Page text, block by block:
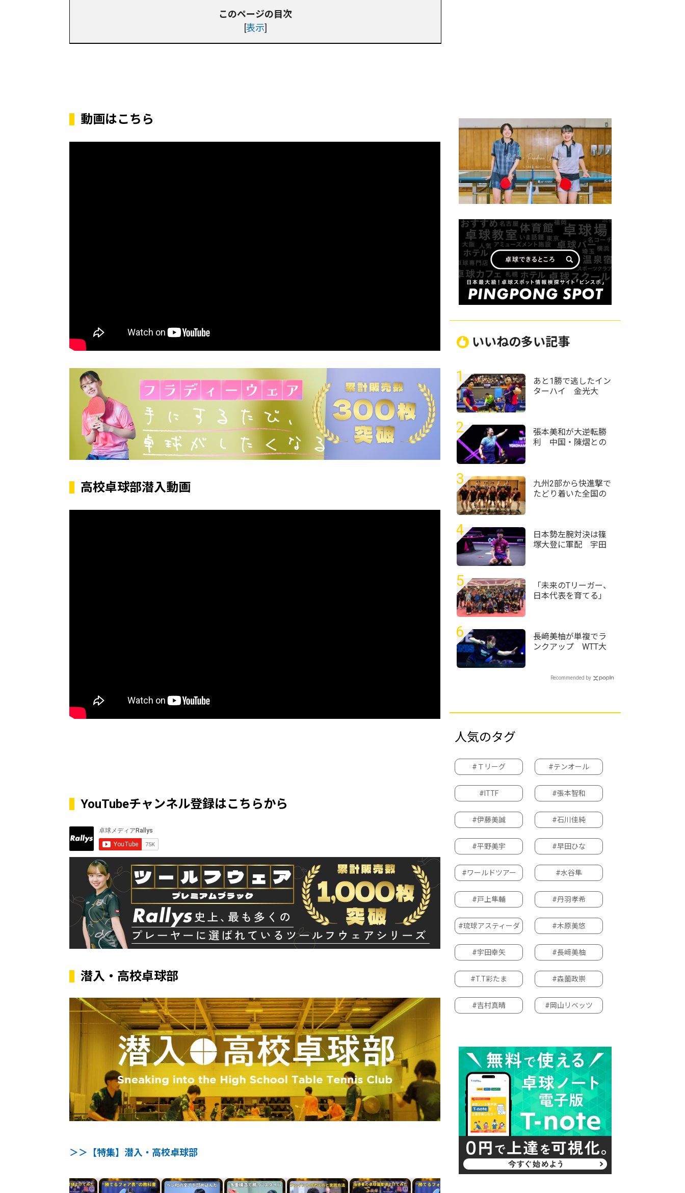
このページの目次
[表示]
動画はこちら
高校卓球部潜入動画
YouTubeチャンネル登録はこちらから
潜入・高校卓球部
＞＞【特集】潜入・高校卓球部
いいねの多い記事
1
あと1勝で逃したイン
ターハイ 金光大
球・近畿高校選手権
2026＞
2
張本美和が大逆転勝
利 中国・陳熠との
3
九州2部から快進撃で
たどり着いた全国の
4
日本勢左腕対決は篠
塚大登に軍配 宇田
ンズ横浜2026＞
5
「未来のTリーガー、
日本代表を育てる」
6
長﨑美柚が単複でラ
ンクアップ WTT大
女子世界ランキング
Recommended by
人気のタグ
#Ｔリーグ #テンオール
#ITTF #張本智和
#伊藤美誠 #石川佳純
#平野美宇 #早田ひな
#ワールドツアー #水谷隼
#戸上隼輔 #丹羽孝希
#琉球アスティーダ #木原美悠
#宇田幸矢 #長﨑美柚
#T.T彩たま #森薗政崇
#吉村真晴 #岡山リベッツ